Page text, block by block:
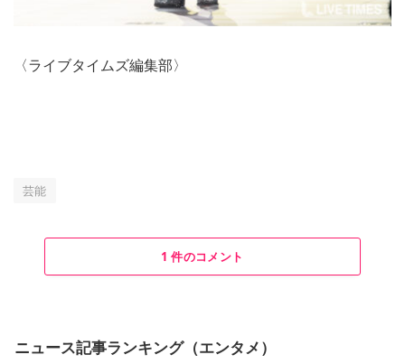
〈ライブタイムズ編集部〉
芸能
1 件のコメント
ニュース記事ランキング（エンタメ）